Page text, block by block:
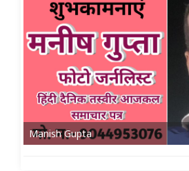
Manish Gupta